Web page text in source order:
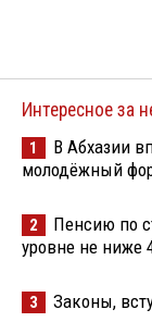
Интересное за
1
В Абхазии
молодёжный
2
Пенсию по
уровне не ниже
3 Законы,